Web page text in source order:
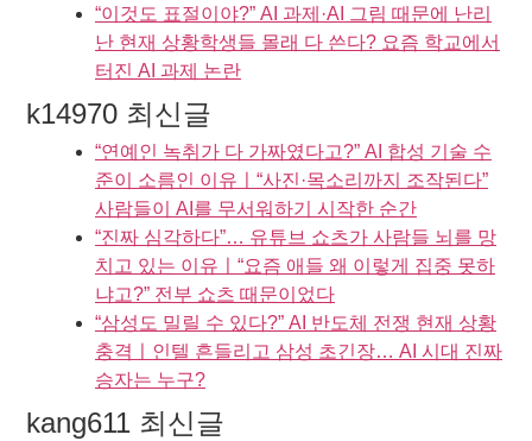
“이것도 표절이야?” AI 과제·AI 그림 때문에 난리
난 현재 상황학생들 몰래 다 쓴다? 요즘 학교에서
터진 AI 과제 논란
k14970 최신글
“연예인 녹취가 다 가짜였다고?” AI 합성 기술 수
준이 소름인 이유ㅣ“사진·목소리까지 조작된다”
사람들이 AI를 무서워하기 시작한 순간
“진짜 심각하다”… 유튜브 쇼츠가 사람들 뇌를 망
치고 있는 이유ㅣ“요즘 애들 왜 이렇게 집중 못하
냐고?” 전부 쇼츠 때문이었다
“삼성도 밀릴 수 있다?” AI 반도체 전쟁 현재 상황
충격ㅣ인텔 흔들리고 삼성 초긴장… AI 시대 진짜
승자는 누구?
kang611 최신글